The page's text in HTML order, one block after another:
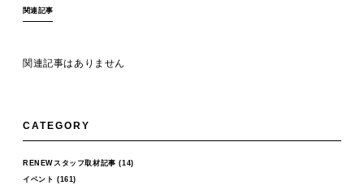
関連記事
関連記事はありません
CATEGORY
RENEWスタッフ取材記事 (14)
イベント (161)